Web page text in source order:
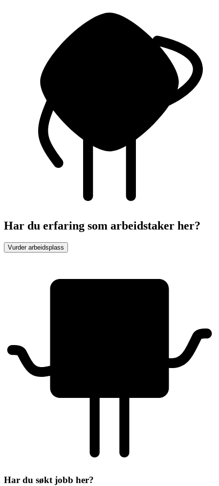
Har du erfaring som arbeidstaker her?
Vurder arbeidsplass
Har du søkt jobb her?